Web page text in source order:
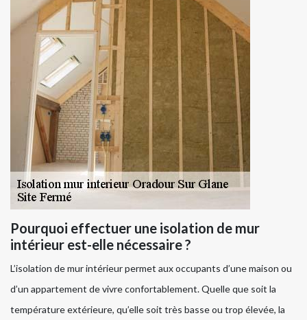
Pourquoi effectuer une isolation de mur
intérieur est-elle nécessaire ?
L’isolation de mur intérieur permet aux occupants d’une maison ou
d’un appartement de vivre confortablement. Quelle que soit la
température extérieure, qu’elle soit très basse ou trop élevée, la